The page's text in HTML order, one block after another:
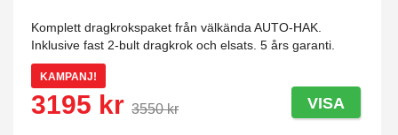
Komplett dragkrokspaket från välkända AUTO-HAK.
Inklusive fast 2-bult dragkrok och elsats. 5 års garanti.
KAMPANJ!
3195 kr 3550 kr VISA